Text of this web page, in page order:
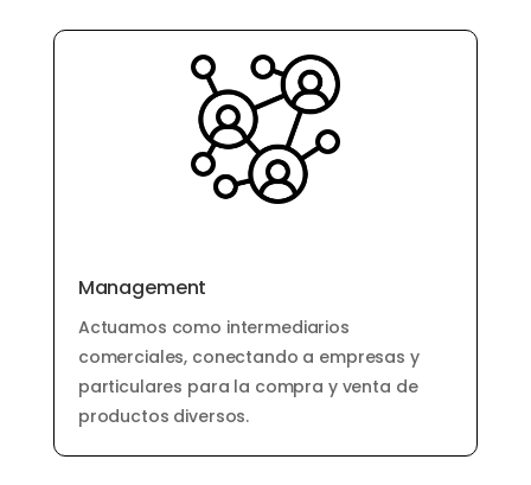
Management
Actuamos como intermediarios
comerciales, conectando a empresas y
particulares para la compra y venta de
productos diversos.